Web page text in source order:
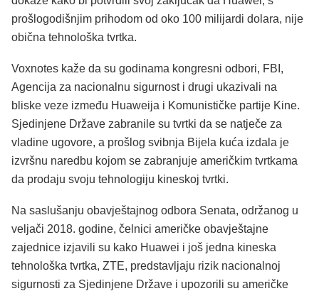
prošlogodišnjim prihodom od oko 100 milijardi dolara, nije
obična tehnološka tvrtka.
Voxnotes kaže da su godinama kongresni odbori, FBI,
Agencija za nacionalnu sigurnost i drugi ukazivali na
bliske veze između Huaweija i Komunističke partije Kine.
Sjedinjene Države zabranile su tvrtki da se natječe za
vladine ugovore, a prošlog svibnja Bijela kuća izdala je
izvršnu naredbu kojom se zabranjuje američkim tvrtkama
da prodaju svoju tehnologiju kineskoj tvrtki.
Na saslušanju obavještajnog odbora Senata, održanog u
veljači 2018. godine, čelnici američke obavještajne
zajednice izjavili su kako Huawei i još jedna kineska
tehnološka tvrtka, ZTE, predstavljaju rizik nacionalnoj
sigurnosti za Sjedinjene Države i upozorili su američke